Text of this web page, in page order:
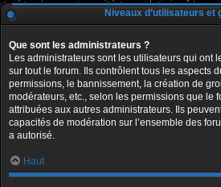
Niveaux d’utilisateurs et
Que sont les administrateurs ?
Les administrateurs sont les utilisateurs qui ont
sur tout le forum. Ils contrôlent tous les aspects
permissions, le bannissement, la création de
modérateurs, etc., selon les permissions que le
attribuées aux autres administrateurs. Ils
capacités de modération sur l’ensemble des
a autorisé.
Haut